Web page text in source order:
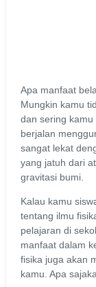
Apa manfaat
Mungkin kamu
dan sering kamu
berjalan
sangat lekat
yang jatuh dari
gravitasi bumi.
Kalau kamu
tentang ilmu
pelajaran di
manfaat dalam
fisika juga akan
kamu. Apa